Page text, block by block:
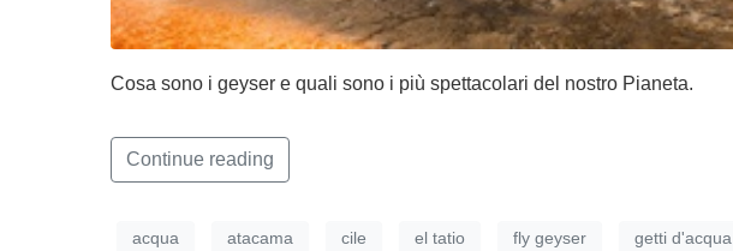
Cosa sono i geyser e quali sono i più spettacolari del nostro Pianeta.
Continue reading
acqua atacama cile el tatio fly geyser getti d'acqua